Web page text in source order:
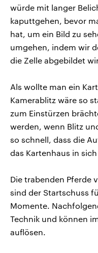
würde mit langer
kaputtgehen, bevor
hat, um ein Bild zu
umgehen, indem wir
die Zelle abgebildet
Als wollte man ein
Kamerablitz wäre so
zum Einstürzen
werden, wenn Blitz
so schnell, dass die
das Kartenhaus in
Die trabenden Pferde
sind der Startschuss
Momente.
Technik und können
auflösen.